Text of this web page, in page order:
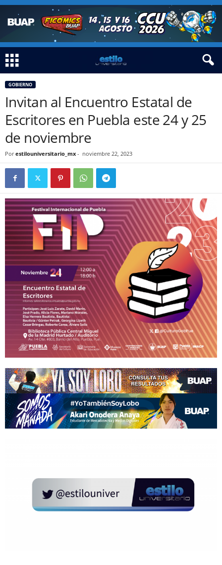
GOBIERNO
Invitan al Encuentro Estatal de
Escritores en Puebla este 24 y 25
de noviembre
Por estilouniversitario_mx - noviembre 22, 2023